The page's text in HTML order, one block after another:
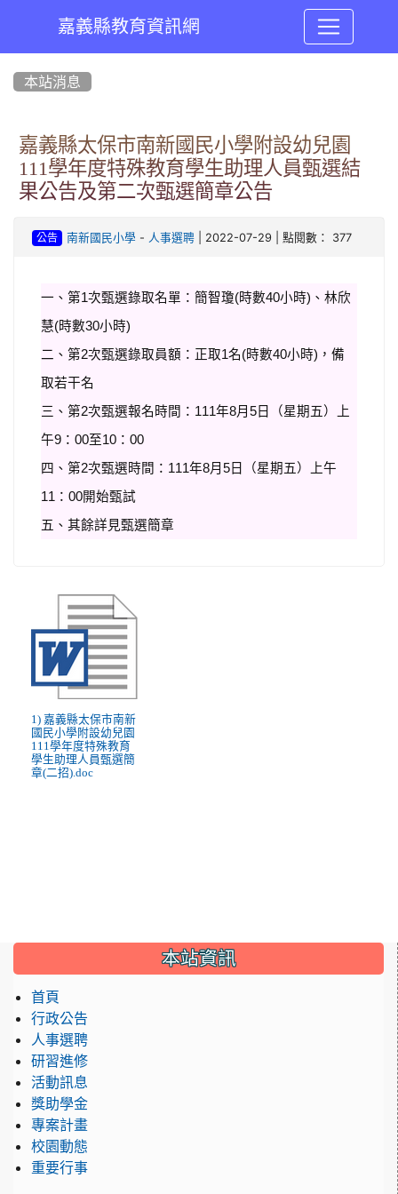
嘉義縣教育資訊網
本站消息
嘉義縣太保市南新國民小學附設幼兒園
111學年度特殊教育學生助理人員甄選結
果公告及第二次甄選簡章公告
公告 南新國民小學- 人事選聘| 2022-07-29 | 點閱數： 377
一、第1次甄選錄取名單：簡智瓊(時數40小時)、林欣
慧(時數30小時)
二、第2次甄選錄取員額：正取1名(時數40小時)，備
取若干名
三、第2次甄選報名時間：111年8月5日（星期五）上
午9：00至10：00
四、第2次甄選時間： 111年8月5日（星期五）上午
11 ：00開始甄試
五、其餘詳見甄選簡章
1) 嘉義縣太保市南新
國民小學附設幼兒園
111學年度特殊教育
學生助理人員甄選簡
章(二招).doc
::: 本站資訊
首頁
行政公告
人事選聘
研習進修
活動訊息
獎助學金
專案計畫
校園動態
重要行事